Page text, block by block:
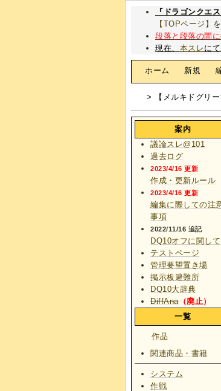
『ドラゴンクエ
【TOPページ】
段落と段落の間
現在、 本スレに
ホーム 新規
> 【メルキドグリー
案内
議論スレ@101
過去ログ
2023/4/16 更新
作成・更新ルール
2023/4/16 更新
編集に際しての注
事項
2022/11/16 追記
DQ10オフに関して
テストページ
管理要望置き場
掲示板避難所
DQ10大辞典
DiffAna（廃止）
一覧
作品
関連商品・書籍
システム
作戦